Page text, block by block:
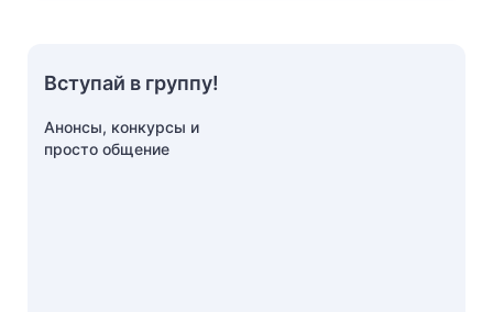
Вступай в группу!
Анонсы, конкурсы и
просто общение